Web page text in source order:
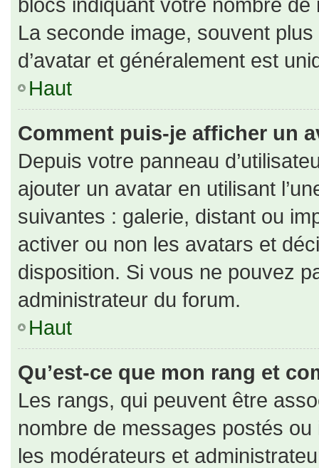
La seconde image, souvent
d’avatar et généralement est
Haut
Comment puis-je afficher un
Depuis votre panneau
ajouter un avatar en utilisant
suivantes : galerie, distant ou
activer ou non les avatars et
disposition. Si vous ne pouvez
administrateur du forum.
Haut
Qu’est-ce que mon rang et
Les rangs, qui peuvent être
nombre de messages postés
les modérateurs et